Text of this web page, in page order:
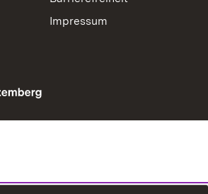
Impressum